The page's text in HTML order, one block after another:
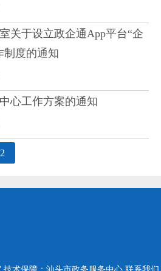
关于设立政企通App平台“企
制度的通知
心工作方案的通知
2